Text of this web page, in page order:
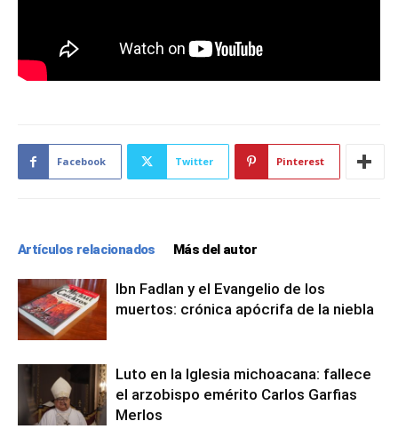
Facebook Twitter Pinterest
Artículos relacionados Más del autor
Ibn Fadlan y el Evangelio de los
muertos: crónica apócrifa de la niebla
Luto en la Iglesia michoacana: fallece
el arzobispo emérito Carlos Garfias
Merlos